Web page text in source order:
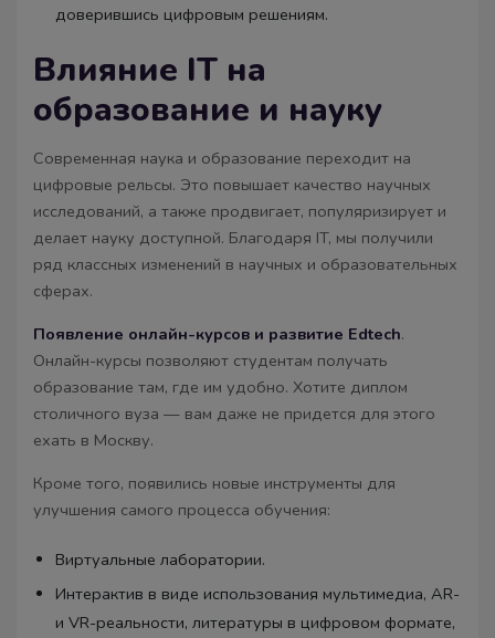
доверившись цифровым решениям.
Влияние IT на
образование и науку
Современная наука и образование переходит на
цифровые рельсы. Это повышает качество научных
исследований, а также продвигает, популяризирует и
делает науку доступной. Благодаря IT, мы получили
ряд классных изменений в научных и образовательных
сферах.
Появление онлайн-курсов и развитие Edtech.
Онлайн-курсы позволяют студентам получать
образование там, где им удобно. Хотите диплом
столичного вуза — вам даже не придется для этого
ехать в Москву.
Кроме того, появились новые инструменты для
улучшения самого процесса обучения:
Виртуальные лаборатории.
Интерактив в виде использования мультимедиа, AR-
и VR-реальности, литературы в цифровом формате,